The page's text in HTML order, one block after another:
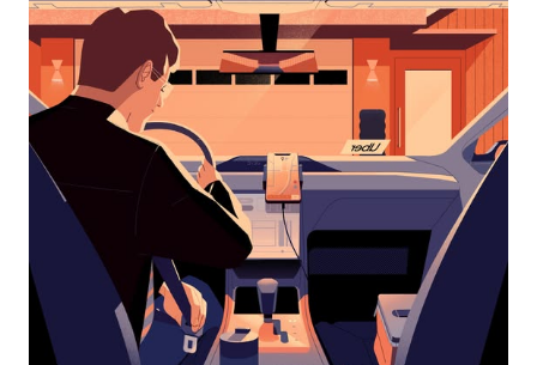
выбрать
дату.
Чтобы
закрыть
календарь,
нажмите
Esc.